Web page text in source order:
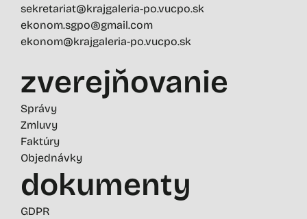
sekretariat@krajgaleria-po.vucpo.sk
ekonom.sgpo@gmail.com
ekonom@krajgaleria-po.vucpo.sk
zverejňovanie
Správy
Zmluvy
Faktúry
Objednávky
dokumenty
GDPR